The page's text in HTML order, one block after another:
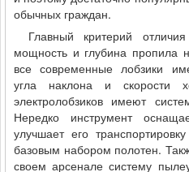
обычных граждан.
Главный критерий
мощность и глубина пропила
все современные лобзики
угла наклона и скорости
электролобзиков имеют
Нередко инструмент
улучшает его
базовым набором полотен.
своем арсенале систему